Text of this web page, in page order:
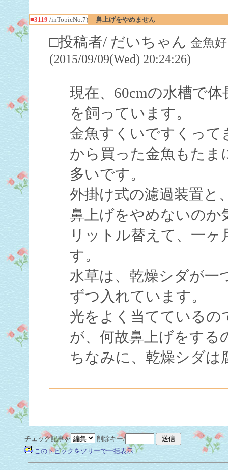
■3119 /inTopicNo.7) 鼻上げをやめません
□投稿者/ だいちゃん 金魚
(2015/09/09(Wed) 20:24:26)
現在、60cmの水槽で
を飼っています。
金魚すくいですくって
から買った金魚もたま
多いです。
外掛け式の濾過装置と
鼻上げをやめないのか
リットル替えて、一
す。
水草は、乾燥シダが一
ずつ入れています。
光をよく当てているの
が、何故鼻上げをする
ちなみに、乾燥シダは
チェック記事を
削除キー/
このトピックをツリーで一括表示